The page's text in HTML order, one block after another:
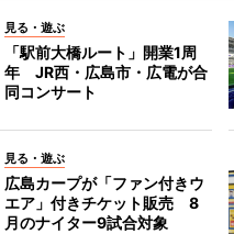
見る・遊ぶ
「駅前大橋ルート」開業1周
年 JR西・広島市・広電が合
同コンサート
見る・遊ぶ
広島カープが「ファン付きウ
エア」付きチケット販売 8
月のナイター9試合対象